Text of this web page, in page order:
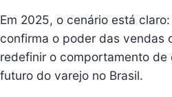
Em 2025, o cenário está
confirma o poder das vendas
redefinir o comportamento de
futuro do varejo no Brasil.